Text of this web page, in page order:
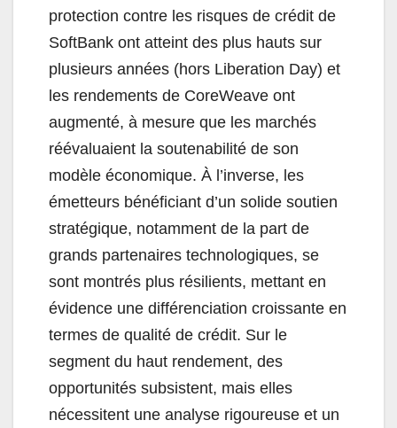
protection contre les risques de crédit de
SoftBank ont atteint des plus hauts sur
plusieurs années (hors Liberation Day) et
les rendements de CoreWeave ont
augmenté, à mesure que les marchés
réévaluaient la soutenabilité de son
modèle économique. À l’inverse, les
émetteurs bénéficiant d’un solide soutien
stratégique, notamment de la part de
grands partenaires technologiques, se
sont montrés plus résilients, mettant en
évidence une différenciation croissante en
termes de qualité de crédit. Sur le
segment du haut rendement, des
opportunités subsistent, mais elles
nécessitent une analyse rigoureuse et un